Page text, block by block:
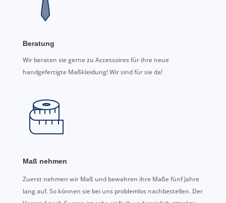
Beratung
Wir beraten sie gerne zu Accessoires für ihre neue
handgefertigte Maßkleidung! Wir sind für sie da!
Maß nehmen
Zuerst nehmen wir Maß und bewahren ihre Maße fünf Jahre
lang auf. So können sie bei uns problemlos nachbestellen. Der